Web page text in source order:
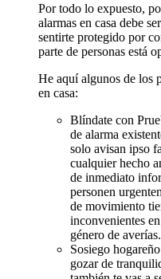
Por todo lo expuesto,
alarmas en casa debe
sentirte protegido por
parte de personas está
He aquí algunos de los
en casa:
Blíndate con
de alarma
solo avisan ipso
cualquier hecho
de inmediato
personen
de movimiento
inconvenientes
género de averías.
Sosiego
gozar de